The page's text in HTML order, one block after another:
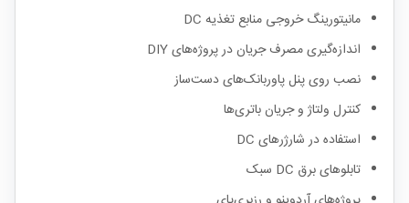
مانیتورینگ خروجی منابع تغذیه DC
اندازه‌گیری مصرف جریان در پروژه‌های DIY
نصب روی پنل پاوربانک‌های دست‌ساز
کنترل ولتاژ و جریان باتری‌ها
استفاده در شارژرهای DC
تابلوهای برق DC سبک